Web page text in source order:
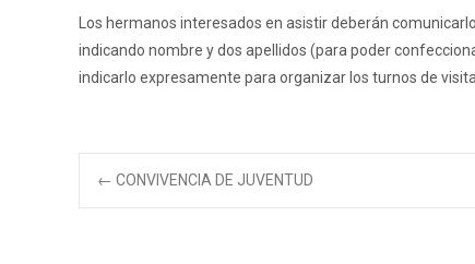
Los hermanos interesados en asistir deberán
indicando nombre y dos apellidos (para poder
indicarlo expresamente para organizar los turnos de visita.
Navegación
← CONVIVENCIA DE JUVENTUD